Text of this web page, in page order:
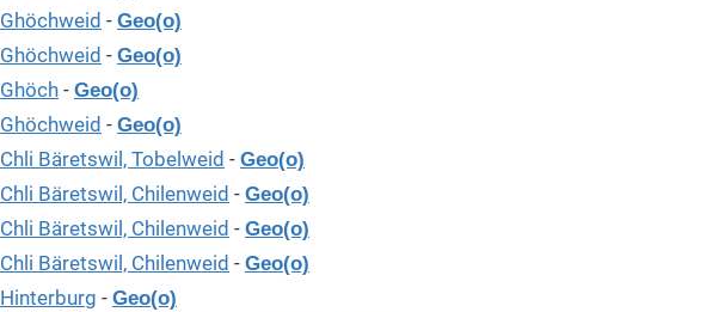
Ghöchweid - Geo(o)
Ghöchweid - Geo(o)
Ghöch - Geo(o)
Ghöchweid - Geo(o)
Chli Bäretswil, Tobelweid - Geo(o)
Chli Bäretswil, Chilenweid - Geo(o)
Chli Bäretswil, Chilenweid - Geo(o)
Chli Bäretswil, Chilenweid - Geo(o)
Hinterburg - Geo(o)